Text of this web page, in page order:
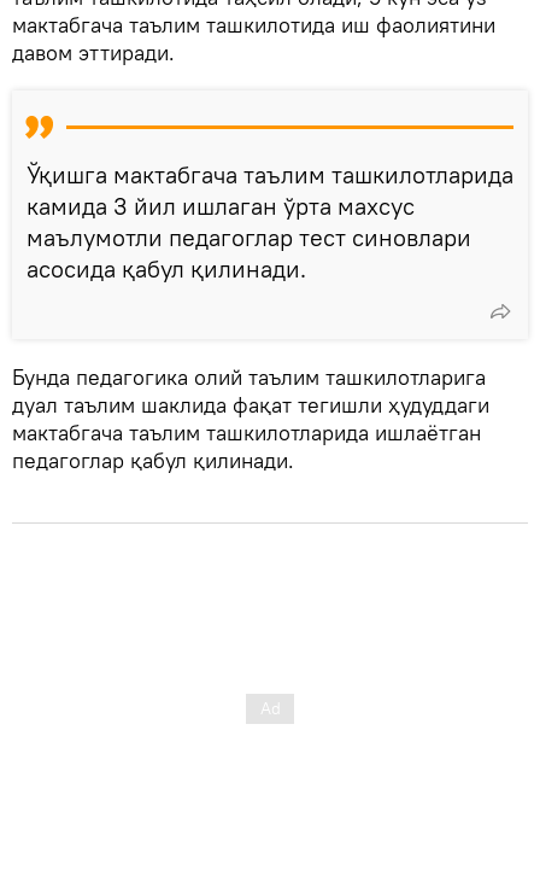
мактабгача таълим ташкилотида иш фаолиятини
давом эттиради.
Ўқишга мактабгача таълим ташкилотларида
камида 3 йил ишлаган ўрта махсус
маълумотли педагоглар тест синовлари
асосида қабул қилинади.
Бунда педагогика олий таълим ташкилотларига
дуал таълим шаклида фақат тегишли ҳудуддаги
мактабгача таълим ташкилотларида ишлаётган
педагоглар қабул қилинади.